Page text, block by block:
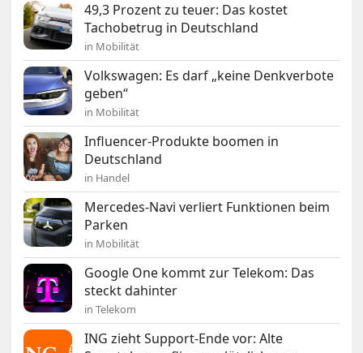
49,3 Prozent zu teuer: Das kostet
Tachobetrug in Deutschland
in Mobilität
Volkswagen: Es darf „keine Denkverbote
geben“
in Mobilität
Influencer-Produkte boomen in
Deutschland
in Handel
Mercedes-Navi verliert Funktionen beim
Parken
in Mobilität
Google One kommt zur Telekom: Das
steckt dahinter
in Telekom
ING zieht Support-Ende vor: Alte